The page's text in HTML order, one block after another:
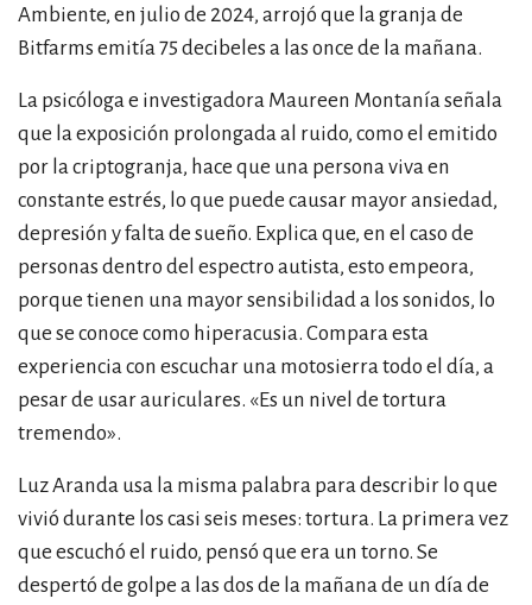
Ambiente, en julio de 2024, arrojó que la granja de
Bitfarms emitía 75 decibeles a las once de la mañana.
La psicóloga e investigadora Maureen Montanía señala
que la exposición prolongada al ruido, como el emitido
por la criptogranja, hace que una persona viva en
constante estrés, lo que puede causar mayor ansiedad,
depresión y falta de sueño. Explica que, en el caso de
personas dentro del espectro autista, esto empeora,
porque tienen una mayor sensibilidad a los sonidos, lo
que se conoce como hiperacusia. Compara esta
experiencia con escuchar una motosierra todo el día, a
pesar de usar auriculares. «Es un nivel de tortura
tremendo».
Luz Aranda usa la misma palabra para describir lo que
vivió durante los casi seis meses: tortura. La primera vez
que escuchó el ruido, pensó que era un torno. Se
despertó de golpe a las dos de la mañana de un día de